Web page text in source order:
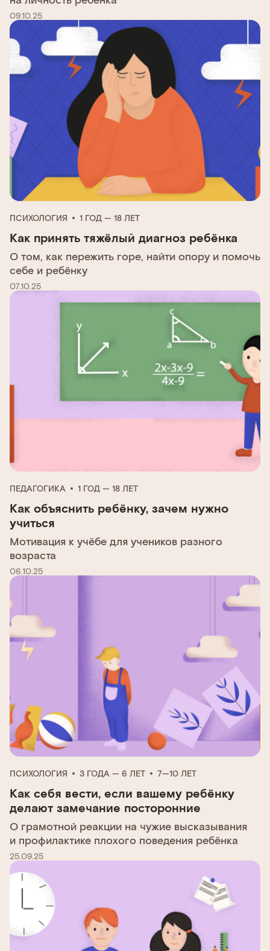
09.10.25
ПСИХОЛОГИЯ 1 ГОД — 18 ЛЕТ
Как принять тяжёлый диагноз ребёнка
О том, как пережить горе, найти опору и помочь
себе и ребёнку
07.10.25
ПЕДАГОГИКА 1 ГОД — 18 ЛЕТ
Как объяснить ребёнку, зачем нужно
учиться
Мотивация к учёбе для учеников разного
возраста
06.10.25
ПСИХОЛОГИЯ 3 ГОДА — 6 ЛЕТ 7—10 ЛЕТ
Как себя вести, если вашему ребёнку
делают замечание посторонние
О грамотной реакции на чужие высказывания
и профилактике плохого поведения ребёнка
25.09.25